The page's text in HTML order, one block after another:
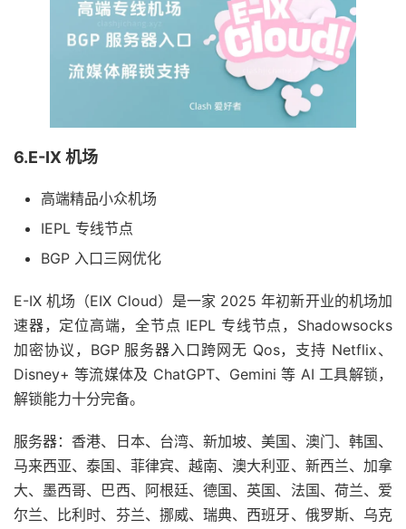
6.E-IX 机场
高端精品小众机场
IEPL 专线节点
BGP 入口三网优化
E-IX 机场（EIX Cloud）是一家 2025 年初新开业的机场加
速器，定位高端，全节点 IEPL 专线节点，Shadowsocks
加密协议，BGP 服务器入口跨网无 Qos，支持 Netflix、
Disney+ 等流媒体及 ChatGPT、Gemini 等 AI 工具解锁，
解锁能力十分完备。
服务器：香港、日本、台湾、新加坡、美国、澳门、韩国、
马来西亚、泰国、菲律宾、越南、澳大利亚、新西兰、加拿
大、墨西哥、巴西、阿根廷、德国、英国、法国、荷兰、爱
尔兰、比利时、芬兰、挪威、瑞典、西班牙、俄罗斯、乌克